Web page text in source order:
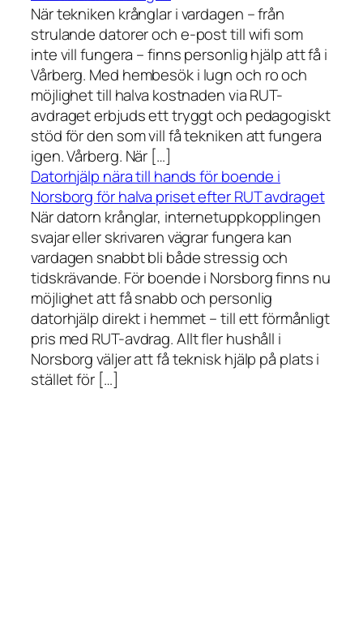
När tekniken krånglar i vardagen – från
strulande datorer och e-post till wifi som
inte vill fungera – finns personlig hjälp att få i
Vårberg. Med hembesök i lugn och ro och
möjlighet till halva kostnaden via RUT-
avdraget erbjuds ett tryggt och pedagogiskt
stöd för den som vill få tekniken att fungera
igen. Vårberg. När […]
Datorhjälp nära till hands för boende i
Norsborg för halva priset efter RUT avdraget
När datorn krånglar, internetuppkopplingen
svajar eller skrivaren vägrar fungera kan
vardagen snabbt bli både stressig och
tidskrävande. För boende i Norsborg finns nu
möjlighet att få snabb och personlig
datorhjälp direkt i hemmet – till ett förmånligt
pris med RUT-avdrag. Allt fler hushåll i
Norsborg väljer att få teknisk hjälp på plats i
stället för […]